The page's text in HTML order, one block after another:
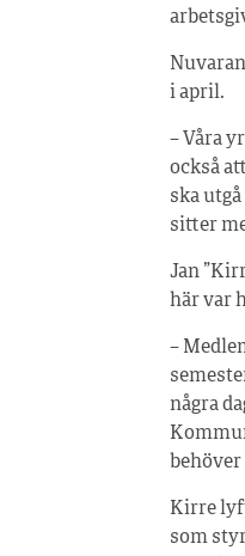
i april.
– Våra
också
ska
sitter
Jan
här var
–
några
Kirre
som